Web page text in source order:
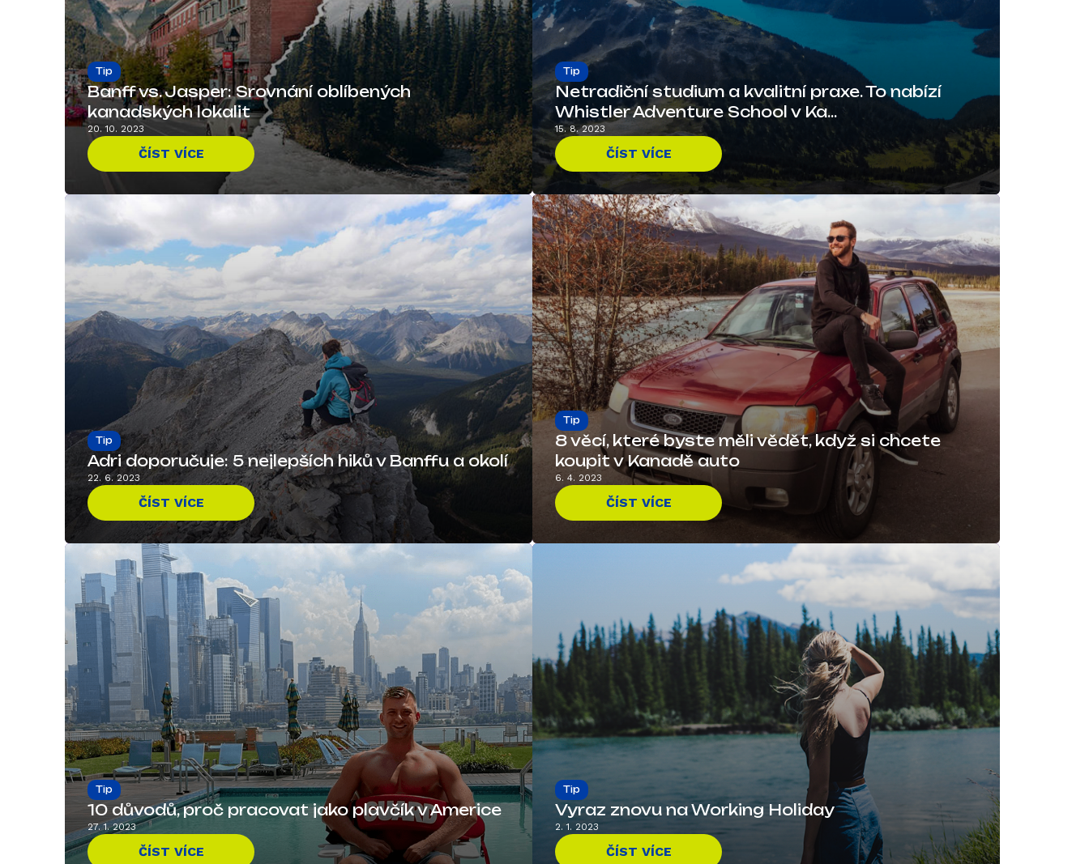
Tip
Banff vs. Jasper: Srovnání oblíbených
kanadských lokalit
20. 10. 2023
ČÍST VÍCE
Tip
Netradiční studium a kvalitní praxe. To nabízí
Whistler Adventure School v Ka...
15. 8. 2023
ČÍST VÍCE
Tip
Adri doporučuje: 5 nejlepších hiků v Banffu a okolí
22. 6. 2023
ČÍST VÍCE
Tip
8 věcí, které byste měli vědět, když si chcete
koupit v Kanadě auto
6. 4. 2023
ČÍST VÍCE
Tip
10 důvodů, proč pracovat jako plavčík v Americe
27. 1. 2023
ČÍST VÍCE
Tip
Vyraz znovu na Working Holiday
2. 1. 2023
ČÍST VÍCE